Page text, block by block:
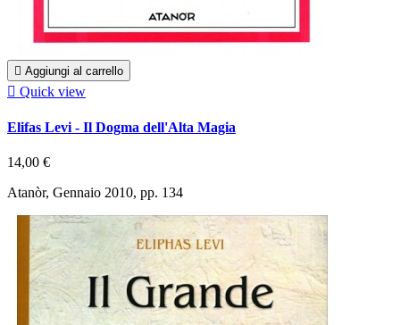
 Aggiungi al carrello
 Quick view
Elifas Levi - Il Dogma dell'Alta Magia
14,00 €
Atanòr, Gennaio 2010, pp. 134